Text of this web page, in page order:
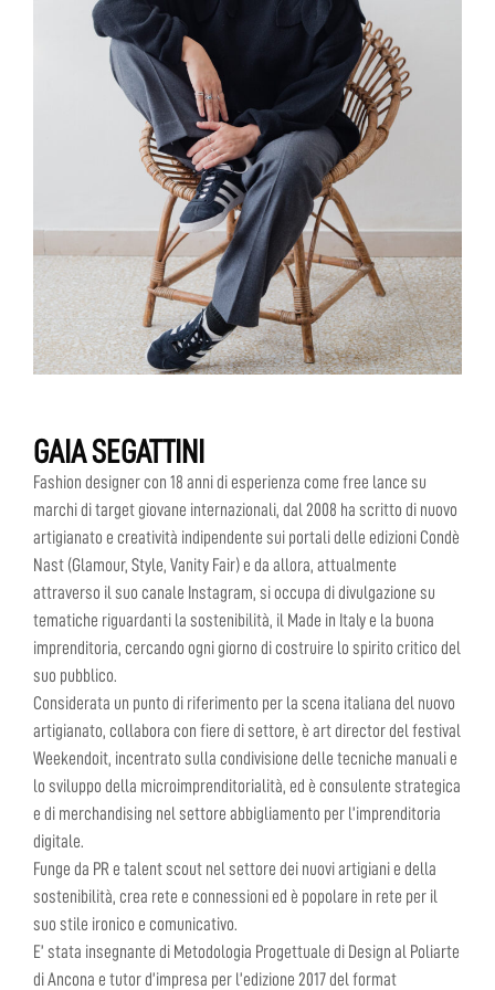
GAIA SEGATTINI
Fashion designer con 18 anni di esperienza come free lance su
marchi di target giovane internazionali, dal 2008 ha scritto di nuovo
artigianato e creatività indipendente sui portali delle edizioni Condè
Nast (Glamour, Style, Vanity Fair) e da allora, attualmente
attraverso il suo canale Instagram, si occupa di divulgazione su
tematiche riguardanti la sostenibilità, il Made in Italy e la buona
imprenditoria, cercando ogni giorno di costruire lo spirito critico del
suo pubblico.
Considerata un punto di riferimento per la scena italiana del nuovo
artigianato, collabora con fiere di settore, è art director del festival
Weekendoit, incentrato sulla condivisione delle tecniche manuali e
lo sviluppo della microimprenditorialità, ed è consulente strategica
e di merchandising nel settore abbigliamento per l’imprenditoria
digitale.
Funge da PR e talent scout nel settore dei nuovi artigiani e della
sostenibilità, crea rete e connessioni ed è popolare in rete per il
suo stile ironico e comunicativo.
E’ stata insegnante di Metodologia Progettuale di Design al Poliarte
di Ancona e tutor d’impresa per l’edizione 2017 del format